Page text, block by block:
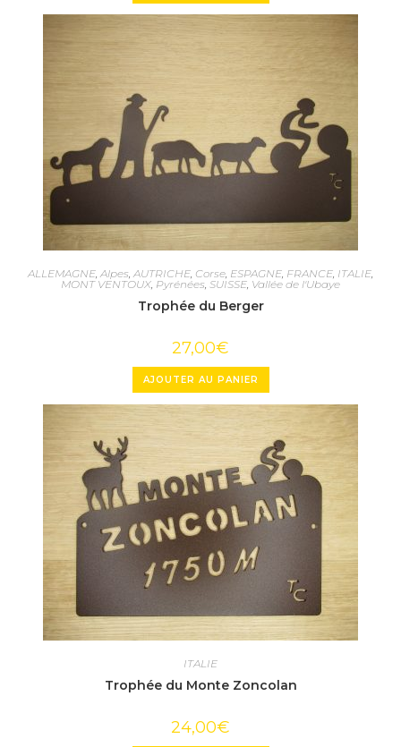
ALLEMAGNE, Alpes, AUTRICHE, Corse, ESPAGNE, FRANCE, ITALIE,
MONT VENTOUX, Pyrénées, SUISSE, Vallée de l'Ubaye
Trophée du Berger
27,00€
AJOUTER AU PANIER
ITALIE
Trophée du Monte Zoncolan
24,00€